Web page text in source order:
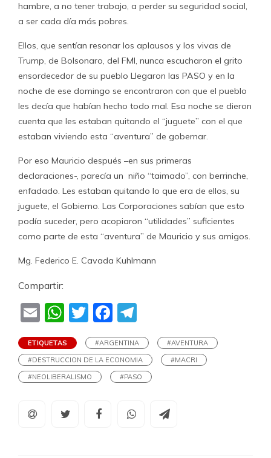
hambre, a no tener trabajo, a perder su seguridad social,
a ser cada día más pobres.
Ellos, que sentían resonar los aplausos y los vivas de
Trump, de Bolsonaro, del FMI, nunca escucharon el grito
ensordecedor de su pueblo Llegaron las PASO y en la
noche de ese domingo se encontraron con que el pueblo
les decía que habían hecho todo mal. Esa noche se dieron
cuenta que les estaban quitando el “juguete” con el que
estaban viviendo esta “aventura” de gobernar.
Por eso Mauricio después –en sus primeras
declaraciones-, parecía un niño “taimado”, con berrinche,
enfadado. Les estaban quitando lo que era de ellos, su
juguete, el Gobierno. Las Corporaciones sabían que esto
podía suceder, pero acopiaron “utilidades” suficientes
como parte de esta “aventura” de Mauricio y sus amigos.
Mg. Federico E. Cavada Kuhlmann
Compartir:
EmailWhatsApp
TwitterFacebook
ETIQUETAS #ARGENTINA
#AVENTURA
#DESTRUCCION DE LA ECONOMIA
#MACRI
#NEOLIBERALISMO
#PASO